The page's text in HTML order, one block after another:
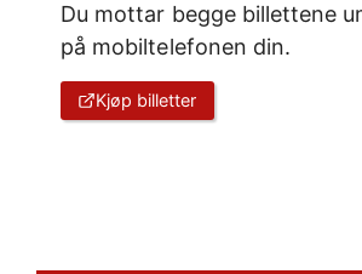
Du mottar begge billettene
på mobiltelefonen din.
Kjøp billetter